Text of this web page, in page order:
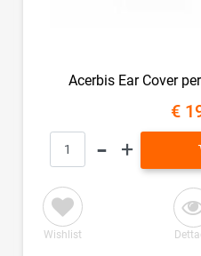
Acerbis Ear Cover
€
Wishlist